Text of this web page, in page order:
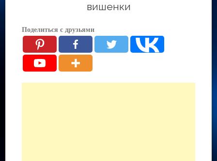
вишенки
Поделиться с друзьями